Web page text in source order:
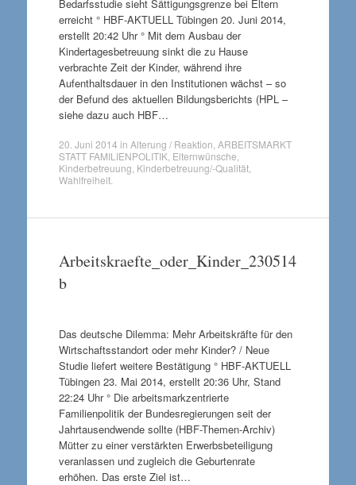
Bedarfsstudie sieht Sättigungsgrenze bei Eltern
erreicht ° HBF-AKTUELL Tübingen 20. Juni 2014,
erstellt 20:42 Uhr ° Mit dem Ausbau der
Kindertagesbetreuung sinkt die zu Hause
verbrachte Zeit der Kinder, während ihre
Aufenthaltsdauer in den Institutionen wächst – so
der Befund des aktuellen Bildungsberichts (HPL –
siehe dazu auch HBF…
20. Juni 2014 in Alterung / Reaktion ARBEITSMARKT
STATT FAMILIENPOLITIK, Elternwünsche
Kinderbetreuung Kinderbetreuung/-Qualität,
Wahlfreiheit.
Arbeitskraefte_oder_Kinder_230514
b
Das deutsche Dilemma: Mehr Arbeitskräfte für den
Wirtschaftsstandort oder mehr Kinder? / Neue
Studie liefert weitere Bestätigung ° HBF-AKTUELL
Tübingen 23. Mai 2014, erstellt 20:36 Uhr, Stand
22:24 Uhr ° Die arbeitsmarkzentrierte
Familienpolitik der Bundesregierungen seit der
Jahrtausendwende sollte (HBF-Themen-Archiv)
Mütter zu einer verstärkten Erwerbsbeteiligung
veranlassen und zugleich die Geburtenrate
erhöhen. Das erste Ziel ist…